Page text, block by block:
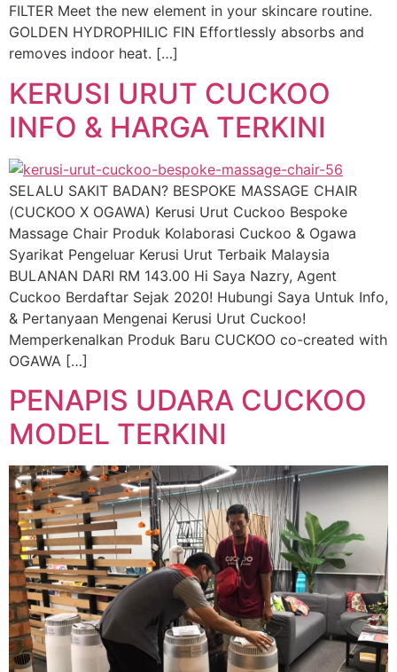
FILTER Meet the new element in your skincare routine.
GOLDEN HYDROPHILIC FIN Effortlessly absorbs and
removes indoor heat. […]
KERUSI URUT CUCKOO
INFO & HARGA TERKINI
SELALU SAKIT BADAN? BESPOKE MASSAGE CHAIR
(CUCKOO X OGAWA) Kerusi Urut Cuckoo Bespoke
Massage Chair Produk Kolaborasi Cuckoo & Ogawa
Syarikat Pengeluar Kerusi Urut Terbaik Malaysia
BULANAN DARI RM 143.00 Hi Saya Nazry, Agent
Cuckoo Berdaftar Sejak 2020! Hubungi Saya Untuk Info,
& Pertanyaan Mengenai Kerusi Urut Cuckoo!
Memperkenalkan Produk Baru CUCKOO co-created with
OGAWA […]
PENAPIS UDARA CUCKOO
MODEL TERKINI